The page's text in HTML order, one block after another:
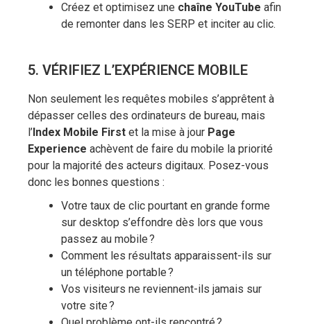
Créez et optimisez une chaîne YouTube afin
de remonter dans les SERP et inciter au clic.
5. VÉRIFIEZ L’EXPÉRIENCE MOBILE
Non seulement les requêtes mobiles s’apprêtent à
dépasser celles des ordinateurs de bureau, mais
l’ Index Mobile First et la mise à jour Page
Experience achèvent de faire du mobile la priorité
pour la majorité des acteurs digitaux. Posez-vous
donc les bonnes questions :
Votre taux de clic pourtant en grande forme
sur desktop s’effondre dès lors que vous
passez au mobile ?
Comment les résultats apparaissent-ils sur
un téléphone portable ?
Vos visiteurs ne reviennent-ils jamais sur
votre site ?